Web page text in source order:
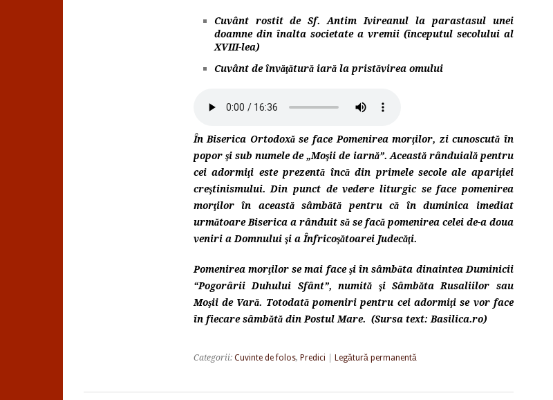
Cuvânt rostit de Sf. Antim Ivireanul la parastasul unei
doamne din înalta societate a vremii (începutul secolului al
XVIII-lea)
Cuvânt de învăţătură iară la pristăvirea omului
În Biserica Ortodoxă se face Pomenirea morţilor, zi cunoscută în
popor şi sub numele de „Moşii de iarnă”. Această rânduială pentru
cei adormiţi este prezentă încă din primele secole ale apariţiei
creştinismului. Din punct de vedere liturgic se face pomenirea
morţilor în această sâmbătă pentru că în duminica imediat
următoare Biserica a rânduit să se facă pomenirea celei de-a doua
veniri a Domnului şi a Înfricoşătoarei Judecăţi.
Pomenirea morţilor se mai face şi în sâmbăta dinaintea Duminicii
“Pogorârii Duhului Sfânt”, numită şi Sâmbăta Rusaliilor sau
Moşii de Vară. Totodată pomeniri pentru cei adormiţi se vor face
în fiecare sâmbătă din Postul Mare. (Sursa text: Basilica.ro)
Categorii: Cuvinte de folos, Predici Legătură permanentă